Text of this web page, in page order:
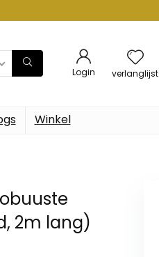
Login verlanglijst
Winkel
2m lang)